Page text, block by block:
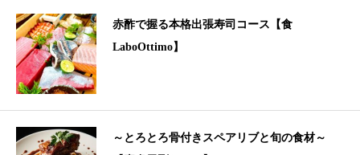
赤酢で握る本格出張寿司コース【食
LaboOttimo】
～とろとろ骨付きスペアリブと旬の食材～